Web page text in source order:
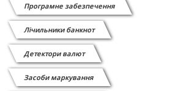
Програмне забезпечення
Лічильники банкнот
Детектори валют
Засоби маркування